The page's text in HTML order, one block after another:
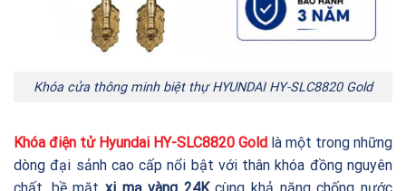
Khóa cửa thông minh biệt thự HYUNDAI HY-SLC8820 Gold
Khóa điện tử Hyundai HY-SLC8820 Gold là một trong những
dòng đại sảnh cao cấp nổi bật với thân khóa đồng nguyên